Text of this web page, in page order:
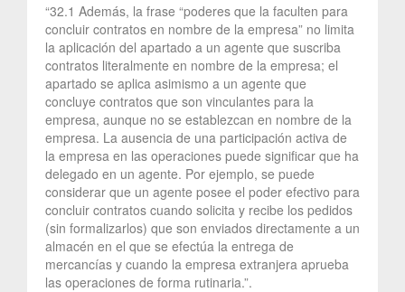
“32.1 Además, la frase “poderes que la faculten para
concluir contratos en nombre de la empresa” no limita
la aplicación del apartado a un agente que suscriba
contratos literalmente en nombre de la empresa; el
apartado se aplica asimismo a un agente que
concluye contratos que son vinculantes para la
empresa, aunque no se establezcan en nombre de la
empresa. La ausencia de una participación activa de
la empresa en las operaciones puede significar que ha
delegado en un agente. Por ejemplo, se puede
considerar que un agente posee el poder efectivo para
concluir contratos cuando solicita y recibe los pedidos
(sin formalizarlos) que son enviados directamente a un
almacén en el que se efectúa la entrega de
mercancías y cuando la empresa extranjera aprueba
las operaciones de forma rutinaria.”.